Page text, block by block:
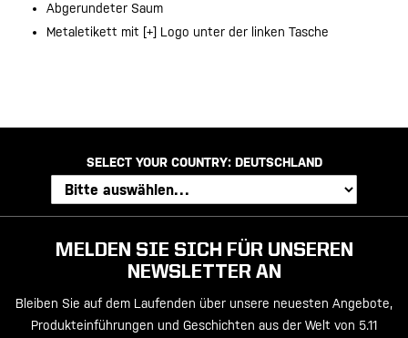
Abgerundeter Saum
Metaletikett mit [+] Logo unter der linken Tasche
SELECT YOUR COUNTRY: DEUTSCHLAND
MELDEN SIE SICH FÜR UNSEREN
NEWSLETTER AN
Bleiben Sie auf dem Laufenden über unsere neuesten Angebote,
Produkteinführungen und Geschichten aus der Welt von 5.11